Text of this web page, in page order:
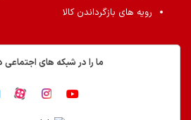
رویه های بازگرداندن کالا
ما را در شبکه های اجتماعی